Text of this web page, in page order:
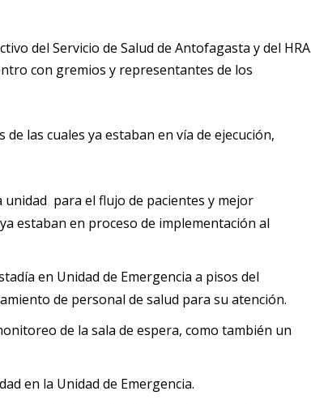
del Servicio de Salud de Antofagasta y del HRA
con gremios y representantes de los
las cuales ya estaban en vía de ejecución,
para el flujo de pacientes y mejor
estaban en proceso de implementación al
en Unidad de Emergencia a pisos del
de personal de salud para su atención.
de la sala de espera, como también un
en la Unidad de Emergencia.